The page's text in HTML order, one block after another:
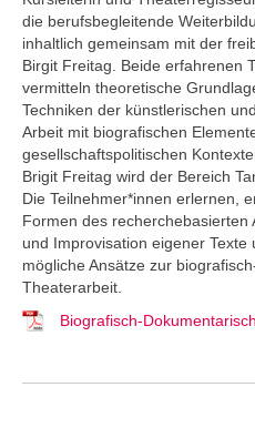
die berufsbegleitende
inhaltlich gemeinsam mit der
Birgit Freitag. Beide erfahrenen
vermitteln theoretische
Techniken der künstlerischen
Arbeit mit biografischen
gesellschaftspolitischen
Brigit Freitag wird der Bereich
Die Teilnehmer*innen erlernen,
Formen des recherchebasierten
und Improvisation eigener Texte
mögliche Ansätze zur
Theaterarbeit.
Biografisch-